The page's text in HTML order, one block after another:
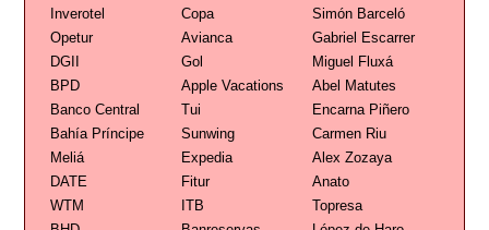
Inverotel
Copa
Simón Barceló
Opetur
Avianca
Gabriel Escarrer
DGII
Gol
Miguel Fluxá
BPD
Apple Vacations
Abel Matutes
Banco Central
Tui
Encarna Piñero
Bahía Príncipe
Sunwing
Carmen Riu
Meliá
Expedia
Alex Zozaya
DATE
Fitur
Anato
WTM
ITB
Topresa